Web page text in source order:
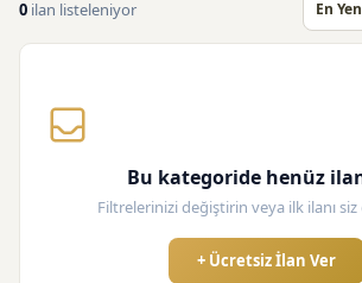
0 ilan listeleniyor
Bu kategoride henüz
Filtrelerinizi değiştirin veya ilk ilanı
+ Ücretsiz İlan Ver